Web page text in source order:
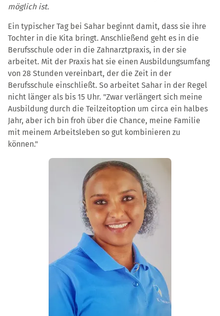
möglich ist.
Ein typischer Tag bei Sahar beginnt damit, dass sie ihre
Tochter in die Kita bringt. Anschließend geht es in die
Berufsschule oder in die Zahnarztpraxis, in der sie
arbeitet. Mit der Praxis hat sie einen Ausbildungsumfang
von 28 Stunden vereinbart, der die Zeit in der
Berufsschule einschließt. So arbeitet Sahar in der Regel
nicht länger als bis 15 Uhr. "Zwar verlängert sich meine
Ausbildung durch die Teilzeitoption um circa ein halbes
Jahr, aber ich bin froh über die Chance, meine Familie
mit meinem Arbeitsleben so gut kombinieren zu
können."